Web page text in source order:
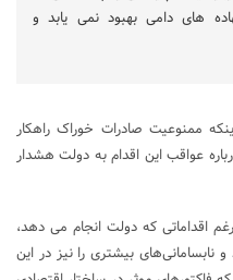
های دامی بهبود نمی یابد و
ممنوعیت صادرات خوراک راهکار
عواقب این اقدام به دولت هشدار
اقداماتی که دولت انجام می دهد،
نابسامانی‌های بیشتری را نیز در این